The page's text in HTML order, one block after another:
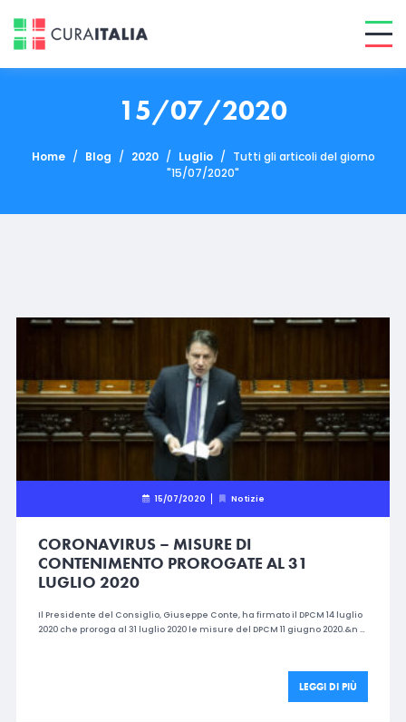
15/07/2020
Home / Blog / 2020 / Luglio / Tutti gli articoli del giorno
"15/07/2020"
15/07/2020 Notizie
CORONAVIRUS – MISURE DI
CONTENIMENTO PROROGATE AL 31
LUGLIO 2020
Il Presidente del Consiglio, Giuseppe Conte, ha firmato il DPCM 14 luglio
2020 che proroga al 31 luglio 2020 le misure del DPCM 11 giugno 2020.&n …
LEGGI DI PIÙ